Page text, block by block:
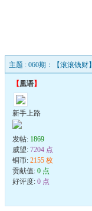
主题 : 060期：【滚滚钱财
【凰语】
新手上路
发帖: 1869
威望: 7204 点
铜币: 2155 枚
贡献值: 0 点
好评度: 0 点